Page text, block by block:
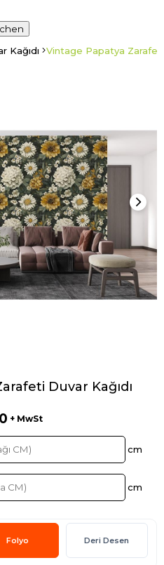
Kağıdı Vintage Papatya Zarafeti
Duvar Kağıdı
+ MwSt
Folyo Deri Desen